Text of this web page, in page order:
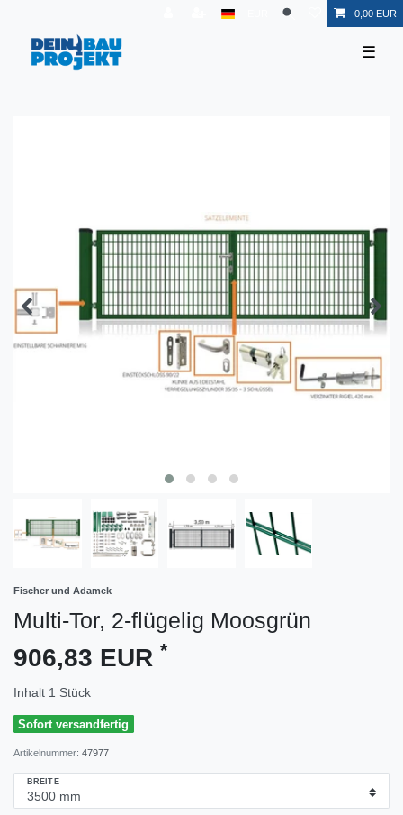
0,00 EUR
☰
Fischer und Adamek
Multi-Tor, 2-flügelig Moosgrün
906,83 EUR *
Inhalt 1 Stück
Sofort versandfertig
Artikelnummer: 47977
BREITE